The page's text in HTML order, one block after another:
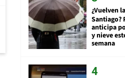
¿Vuelven
Santiago?
anticipa
y nieve
semana